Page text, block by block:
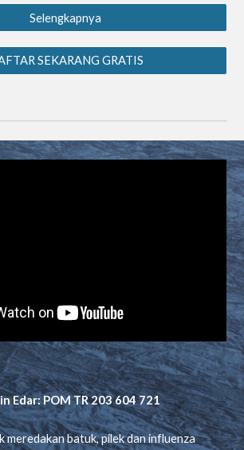
Selengkapnya
SEKARANG GRATIS
Edar: POM TR 203 604 721
meredakan batuk, pilek dan influenza